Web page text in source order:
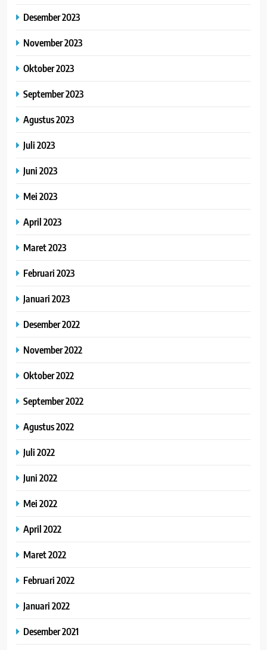
Desember 2023
November 2023
Oktober 2023
September 2023
Agustus 2023
Juli 2023
Juni 2023
Mei 2023
April 2023
Maret 2023
Februari 2023
Januari 2023
Desember 2022
November 2022
Oktober 2022
September 2022
Agustus 2022
Juli 2022
Juni 2022
Mei 2022
April 2022
Maret 2022
Februari 2022
Januari 2022
Desember 2021